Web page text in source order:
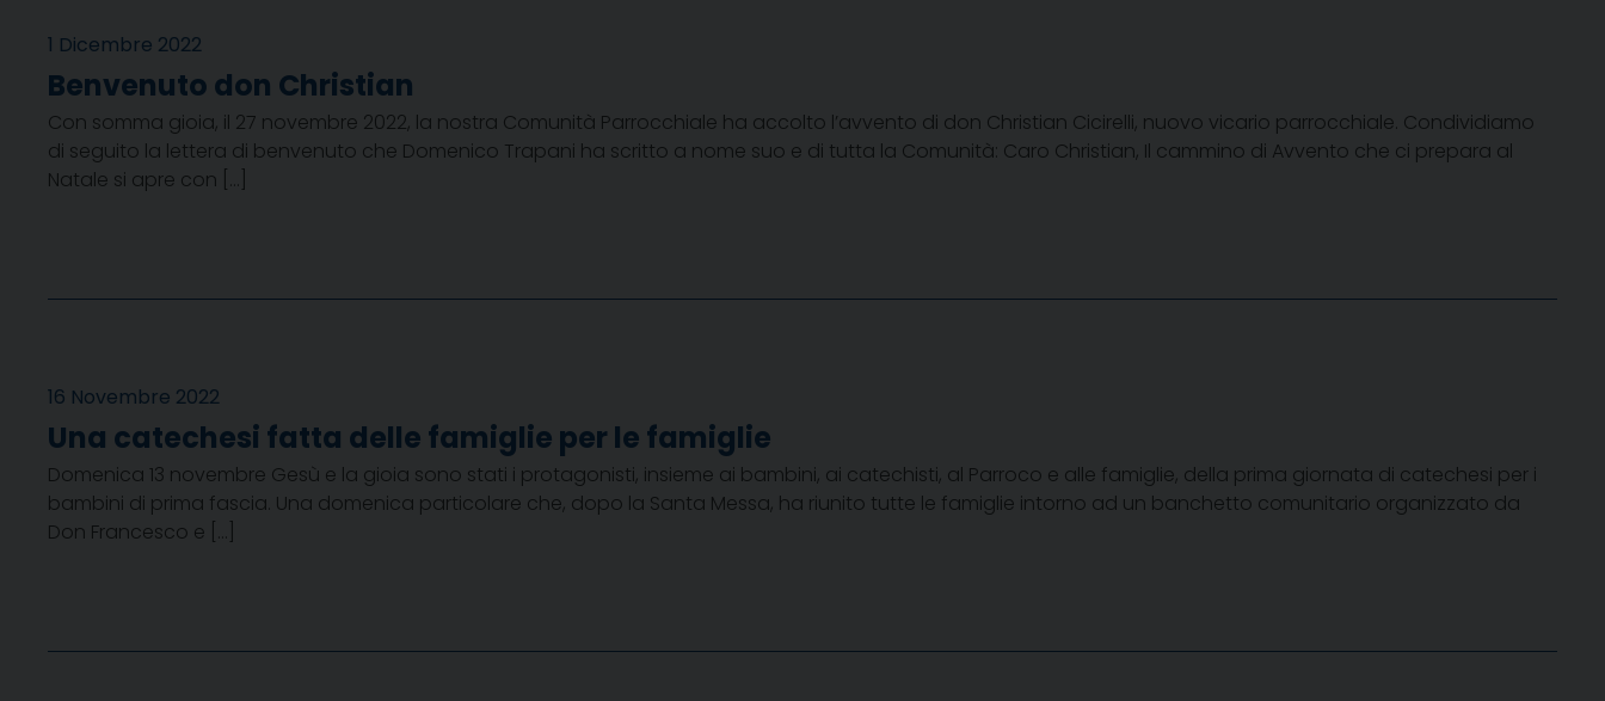
1 Dicembre 2022
Benvenuto don Christian
Con somma gioia, il 27 novembre 2022, la nostra Comunità Parrocchiale ha accolto l’avvento di don Christian Cicirelli, nuovo vicario parrocchiale. Condividiamo
di seguito la lettera di benvenuto che Domenico Trapani ha scritto a nome suo e di tutta la Comunità: Caro Christian, Il cammino di Avvento che ci prepara al
Natale si apre con […]
16 Novembre 2022
Una catechesi fatta delle famiglie per le famiglie
Domenica 13 novembre Gesù e la gioia sono stati i protagonisti, insieme ai bambini, ai catechisti, al Parroco e alle famiglie, della prima giornata di catechesi per i
bambini di prima fascia. Una domenica particolare che, dopo la Santa Messa, ha riunito tutte le famiglie intorno ad un banchetto comunitario organizzato da
Don Francesco e […]